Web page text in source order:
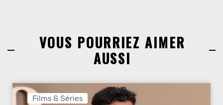
VOUS POURRIEZ AIMER
AUSSI
Films & Séries